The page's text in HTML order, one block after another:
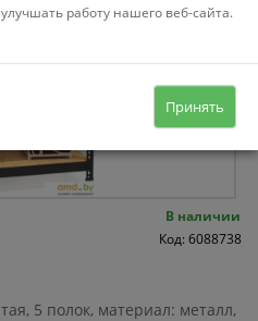
В наличии
Код: 6088738
5 полок, материал: металл,
работу нашего веб-сайта.
Принять